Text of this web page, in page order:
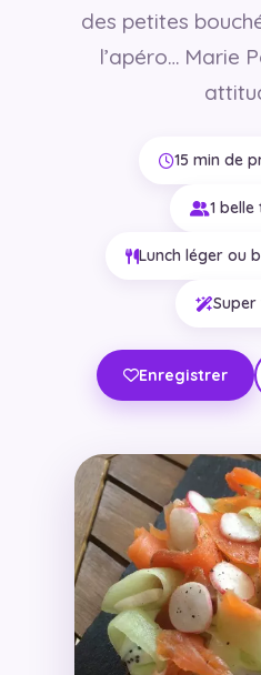
des petites
l’apéro… Marie
15 min de
1
Lunch léger ou
Enregistrer